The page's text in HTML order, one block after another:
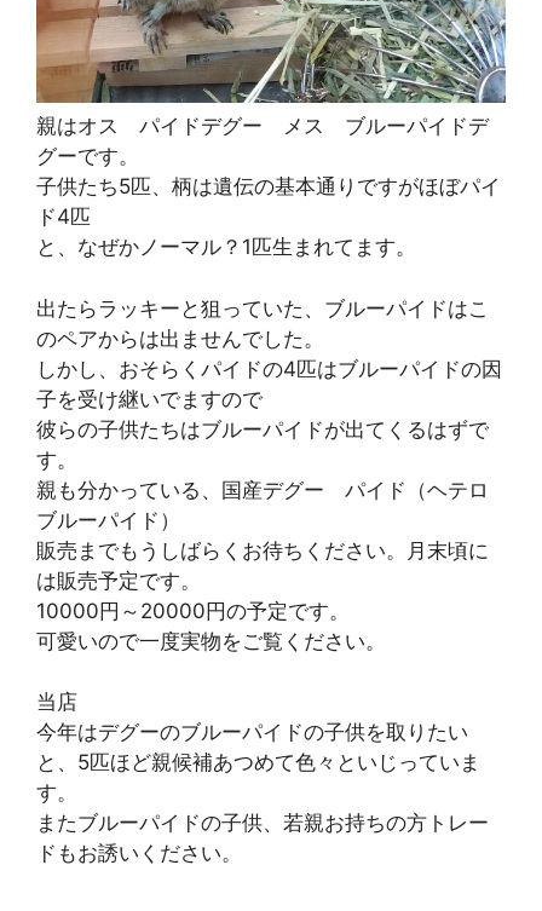
親はオス パイドデグー メス ブルーパイドデ
グーです。
子供たち5匹、柄は遺伝の基本通りですがほぼパイ
ド4匹
と、なぜかノーマル？1匹生まれてます。
出たらラッキーと狙っていた、ブルーパイドはこ
のペアからは出ませんでした。
しかし、おそらくパイドの4匹はブルーパイドの因
子を受け継いでますので
彼らの子供たちはブルーパイドが出てくるはずで
す。
親も分かっている、国産デグー パイド（ヘテロ
ブルーパイド）
販売までもうしばらくお待ちください。月末頃に
は販売予定です。
10000円～20000円の予定です。
可愛いので一度実物をご覧ください。
当店
今年はデグーのブルーパイドの子供を取りたい
と、5匹ほど親候補あつめて色々といじっていま
す。
またブルーパイドの子供、若親お持ちの方トレー
ドもお誘いください。